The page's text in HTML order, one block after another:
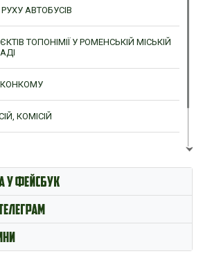
АВТОБУСІВ
ТОПОНІМІЇ У РОМЕНСЬКІЙ МІСЬКІЙ
КОМІСІЙ